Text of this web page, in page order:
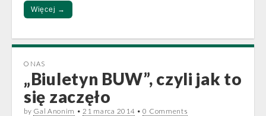
Więcej →
O NAS
„Biuletyn BUW”, czyli jak to
się zaczęło
by Gal Anonim • 21 marca 2014 •0 Comments